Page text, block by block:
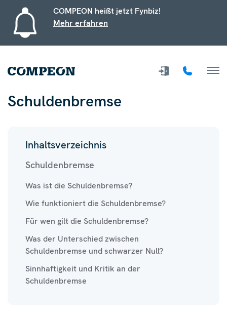
COMPEON heißt jetzt Fynbiz!
Mehr erfahren
Schuldenbremse
Inhaltsverzeichnis
Schuldenbremse
Was ist die Schuldenbremse?
Wie funktioniert die Schuldenbremse?
Für wen gilt die Schuldenbremse?
Was der Unterschied zwischen
Schuldenbremse und schwarzer Null?
Sinnhaftigkeit und Kritik an der
Schuldenbremse